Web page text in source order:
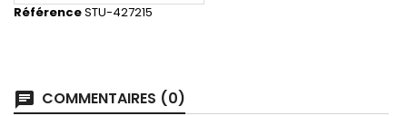
RéférenceSTU-427215
chat COMMENTAIRES (0)